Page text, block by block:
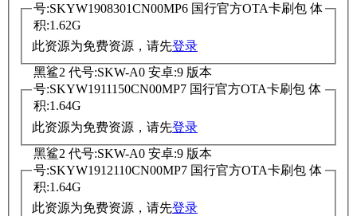
号:SKYW1908301CN00MP6 国行官方OTA卡刷包 体
积:1.62G
此资源为免费资源，请先登录
黑鲨2 代号:SKW-A0 安卓:9 版本
号:SKYW1911150CN00MP7 国行官方OTA卡刷包 体
积:1.64G
此资源为免费资源，请先登录
黑鲨2 代号:SKW-A0 安卓:9 版本
号:SKYW1912110CN00MP7 国行官方OTA卡刷包 体
积:1.64G
此资源为免费资源，请先登录